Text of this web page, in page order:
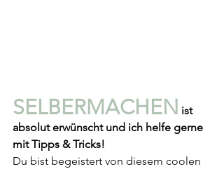
SELBERMACHEN ist
absolut erwünscht und ich helfe gerne
mit Tipps & Tricks!
Du bist begeistert von diesem coolen